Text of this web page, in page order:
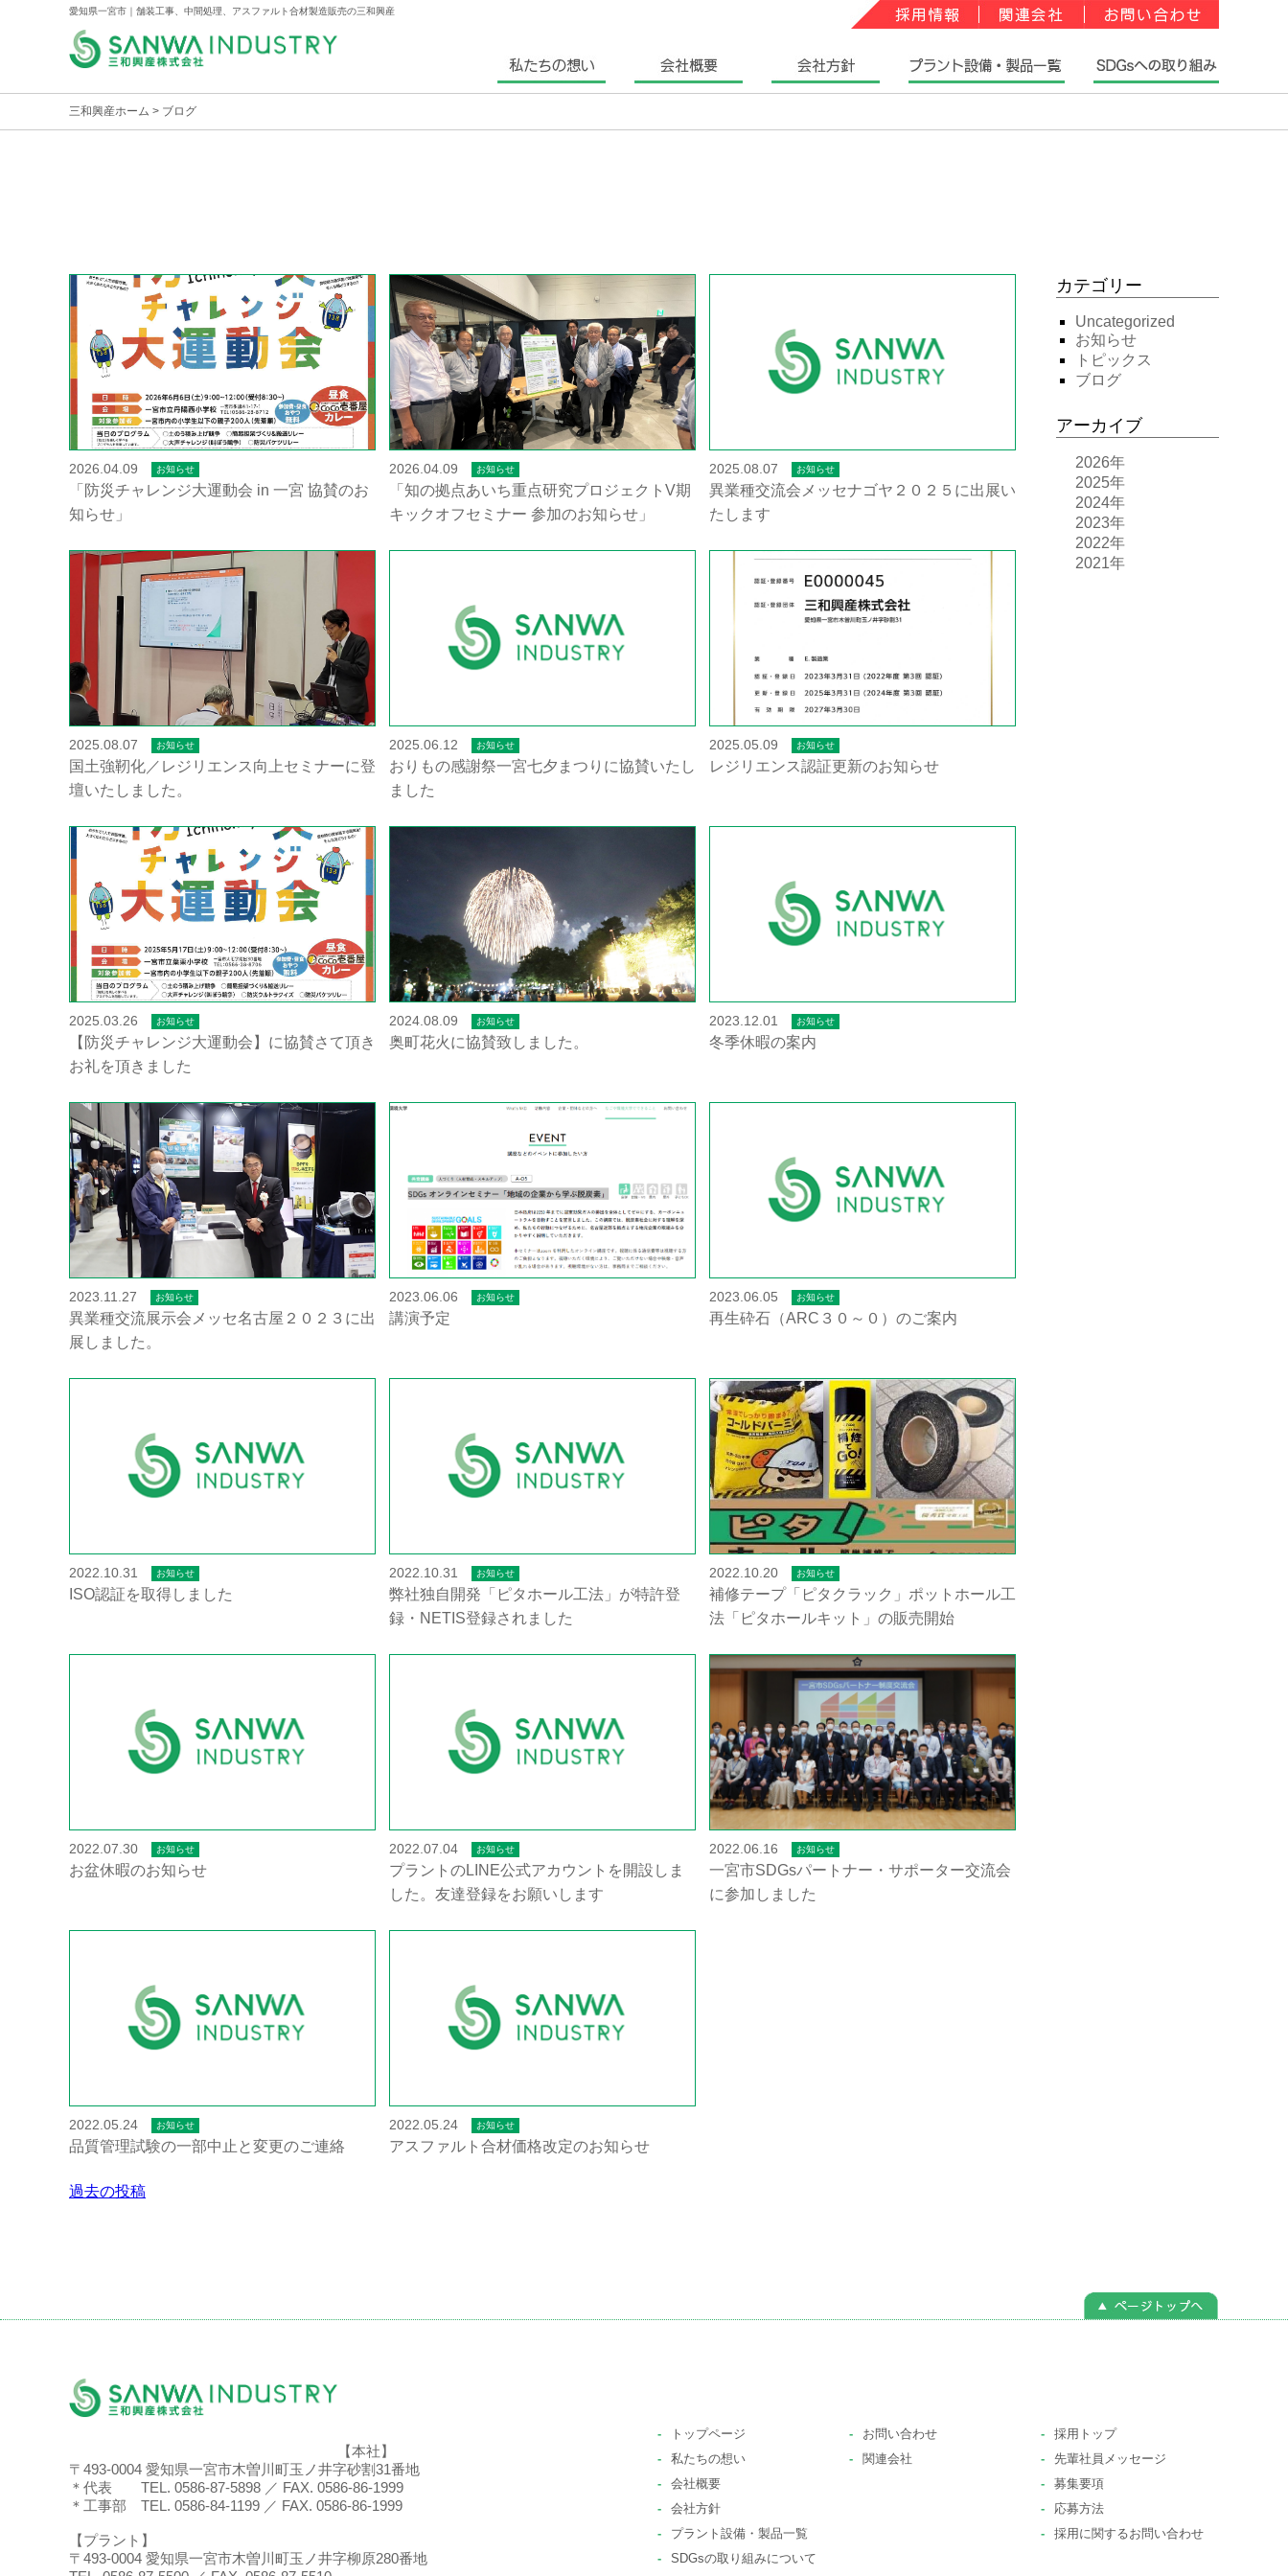
愛知県一宮市｜舗装工事、中間処理、アスファルト合材製造販売の三和興産
三和興産ホーム > ブログ
2026.04.09 お知らせ
「防災チャレンジ大運動会 in 一宮 協賛のお
知らせ」
2026.04.09 お知らせ
「知の拠点あいち重点研究プロジェクトV期
キックオフセミナー 参加のお知らせ」
2025.08.07 お知らせ
異業種交流会メッセナゴヤ２０２５に出展い
たします
2025.08.07 お知らせ
国土強靭化／レジリエンス向上セミナーに登
壇いたしました。
2025.06.12 お知らせ
おりもの感謝祭一宮七夕まつりに協賛いたし
ました
2025.05.09 お知らせ
レジリエンス認証更新のお知らせ
2025.03.26 お知らせ
【防災チャレンジ大運動会】に協賛さて頂き
お礼を頂きました
2024.08.09 お知らせ
奥町花火に協賛致しました。
2023.12.01 お知らせ
冬季休暇の案内
2023.11.27 お知らせ
異業種交流展示会メッセ名古屋２０２３に出
展しました。
2023.06.06 お知らせ
講演予定
2023.06.05 お知らせ
再生砕石（ARC３０～０）のご案内
2022.10.31 お知らせ
ISO認証を取得しました
2022.10.31 お知らせ
弊社独自開発「ピタホール工法」が特許登
録・NETIS登録されました
2022.10.20 お知らせ
補修テープ「ピタクラック」ポットホール工
法「ピタホールキット」の販売開始
2022.07.30 お知らせ
お盆休暇のお知らせ
2022.07.04 お知らせ
プラントのLINE公式アカウントを開設しま
した。友達登録をお願いします
2022.06.16 お知らせ
一宮市SDGsパートナー・サポーター交流会
に参加しました
2022.05.24 お知らせ
品質管理試験の一部中止と変更のご連絡
2022.05.24 お知らせ
アスファルト合材価格改定のお知らせ
投
ゲ
シ
ョ
過去の投稿
カテゴリー
Uncategorized
お知らせ
トピックス
ブログ
アーカイブ
2026年
2025年
2024年
2023年
2022年
2021年
【本社】
〒493-0004 愛知県一宮市木曽川町玉ノ井字砂割31番地
＊代表 TEL. 0586-87-5898 ／ FAX. 0586-86-1999
＊工事部 TEL. 0586-84-1199 ／ FAX. 0586-86-1999
【プラント】
〒493-0004 愛知県一宮市木曽川町玉ノ井字柳原280番地
-
トップページ
-
私たちの想い
-
会社概要
-
会社方針
-
プラント設備・製品一覧
-
SDGsの取り組みについて
-
お問い合わせ
-
関連会社
-
採用トップ
-
先輩社員メッセージ
-
募集要項
-
応募方法
-
採用に関するお問い合わせ